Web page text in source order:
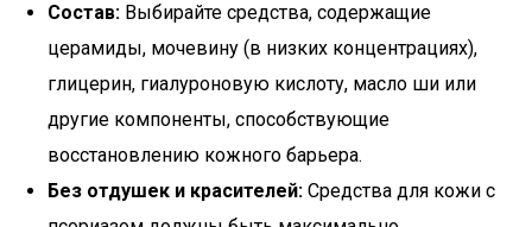
Состав: Выбирайте средства, содержащие
церамиды, мочевину (в низких концентрациях),
глицерин, гиалуроновую кислоту, масло ши или
другие компоненты, способствующие
восстановлению кожного барьера.
Без отдушек и красителей: Средства для кожи с